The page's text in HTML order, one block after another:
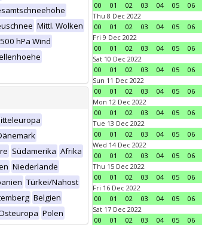
Mittl. Wolken
500 hPa Wind
Südamerika Afrika
Niederlande
Türkei/Nahost
Belgien
Polen
00
01 02 03 04 05 06
Thu 8 Dec 2022
00
01 02 03 04 05 06
Fri 9 Dec 2022
00
01 02 03 04 05 06
Sat 10 Dec 2022
00
01 02 03 04 05 06
Sun 11 Dec 2022
00
01 02 03 04 05 06
Mon 12 Dec 2022
00
01 02 03 04 05 06
Tue 13 Dec 2022
00
01 02 03 04 05 06
Wed 14 Dec 2022
00
01 02 03 04 05 06
Thu 15 Dec 2022
00
01 02 03 04 05 06
Fri 16 Dec 2022
00
01 02 03 04 05 06
Sat 17 Dec 2022
00
01 02 03 04 05 06